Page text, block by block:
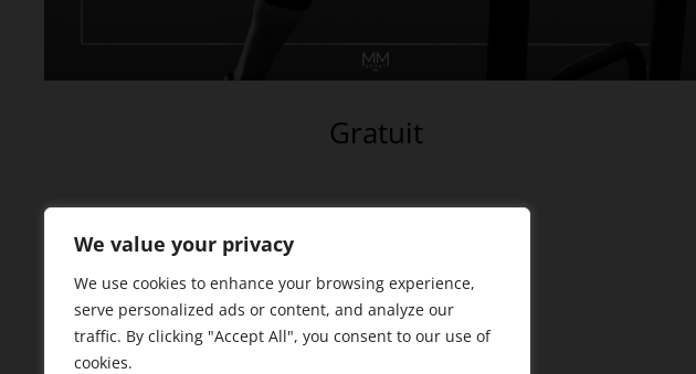
We value your privacy
We use cookies to enhance your browsing experience,
serve personalized ads or content, and analyze our
traffic. By clicking "Accept All", you consent to our use of
cookies.
Gratuit
quantité
de
Afterwork
JE PARTICIPE !